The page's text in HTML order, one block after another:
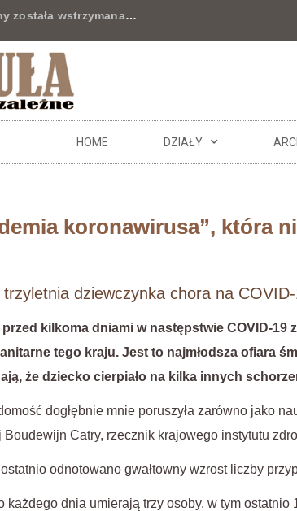
wstrzymana…
HOME DZIAŁY
koronawirusa”, która
trzyletnia dziewczynka chora na
kilkoma dniami w następstwie COVID-19
tego kraju. Jest to najmłodsza ofiara
że dziecko cierpiało na kilka innych
dogłębnie mnie poruszyła zarówno jako
Boudewijn Catry, rzecznik krajowego instytutu
odnotowano gwałtowny wzrost liczby
każdego dnia umierają trzy osoby, w tym ostatnio